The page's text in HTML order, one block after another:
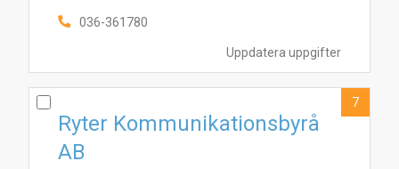
Uppdatera uppgifter
036-361780
Ryter Kommunikationsbyrå
AB
7